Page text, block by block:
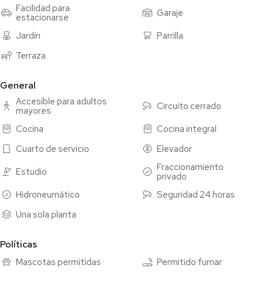
Área común:
Casa club
Gym
Padle
Restaurante
Ludoteca
Jardines con asadores
Mini golfito
Vigilancia 24/7
Facilidad para
estacionarse
Garaje
Jardín
Parrilla
Terraza
General
Accesible para adultos
mayores
Circuito cerrado
Cocina
Cocina integral
Cuarto de servicio
Elevador
Estudio
Fraccionamiento
privado
Hidroneumático
Seguridad 24 horas
Una sola planta
Políticas
Mascotas permitidas Permitido fumar